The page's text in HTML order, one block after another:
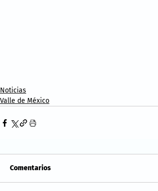
Noticias
Valle de México
Comentarios